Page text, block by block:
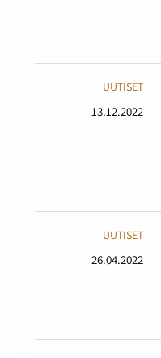
UUTISET
13.12.2022
UUTISET
26.04.2022